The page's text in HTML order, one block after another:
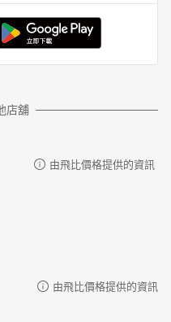
店舖
由飛比價格提供的資訊
由飛比價格提供的資訊